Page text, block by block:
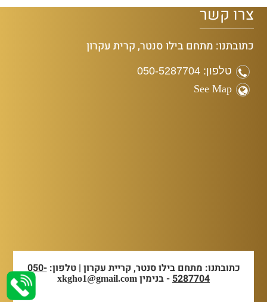
צרו קשר
כתובתנו: מתחם בילו סנטר, קרית עקרון
טלפון: 050-5287704
See Map
כתובתנו: מתחם בילו סנטר, קריית עקרון | טלפון:050-
5287704- בנימין xkgho1@gmail.com